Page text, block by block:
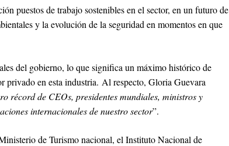
puestos de trabajo sostenibles en el sector, en un futuro de
y la evolución de la seguridad en momentos en que
del gobierno, lo que significa un máximo histórico de
privado en esta industria. Al respecto, Gloria Guevara
récord de CEOs, presidentes mundiales, ministros y
internacionales de nuestro sector”.
de Turismo nacional, el Instituto Nacional de